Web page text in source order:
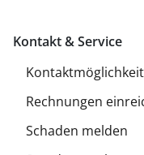
Kontakt & Service
Rechnungen
Schaden melden